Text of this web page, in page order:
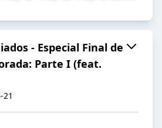
- Especial Final de
Parte I (feat.
21